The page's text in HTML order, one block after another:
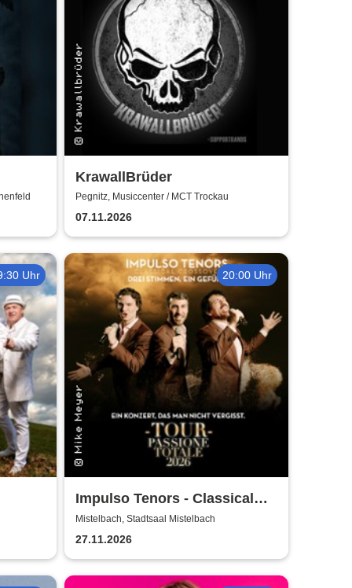
KrawallBrüder
Pegnitz, Musiccenter / MCT Trockau
07.11.2026
Uhr 20:00 Uhr
Impulso Tenors - Classical
Crossover
Mistelbach, Stadtsaal Mistelbach
27.11.2026